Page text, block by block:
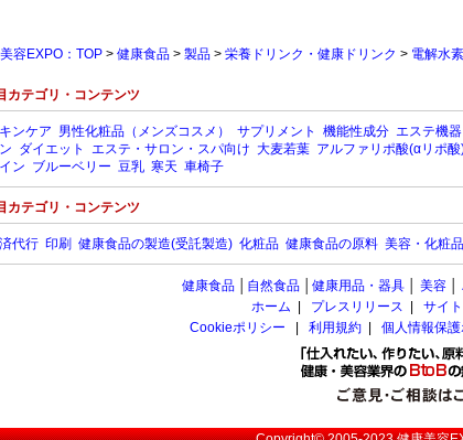
容EXPO：TOP > 健康食品 > 製品 > 栄養ドリンク・健康ドリンク > 電解水
カテゴリ・コンテンツ
ンケア 男性化粧品（メンズコスメ） サプリメント 機能性成分 エステ機器
ダイエット エステ・サロン・スパ向け 大麦若葉 アルファリポ酸(αリポ酸
ン ブルーベリー 豆乳 寒天 車椅子
カテゴリ・コンテンツ
代行 印刷 健康食品の製造(受託製造) 化粧品 健康食品の原料 美容・化粧
健康食品 自然食品 健康用品・器具 美容
ホーム
プレスリリース サイ
Cookieポリシー
利用規約 個人情報保